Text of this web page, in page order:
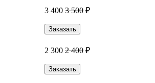
3 400 3 500 ₽
Заказать
2 300 2 400 ₽
Заказать